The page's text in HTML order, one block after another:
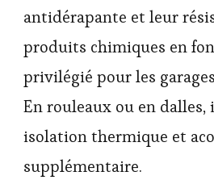
antidérapante et leur
produits chimiques en
privilégié pour les
En rouleaux ou en
isolation thermique et
supplémentaire.